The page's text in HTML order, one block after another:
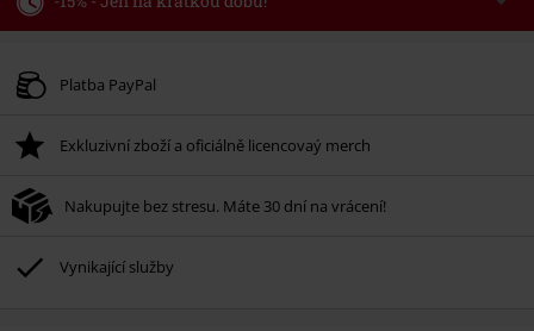
Platné do 8/9/26
Po zadání kódu v košíku, se sleva uplatní automaticky.
Nelze kombinovat s jinými akciovými kódy. Sleva se nevztahuje na: knihy,
média, vstupenky, Rammstein, (Till) Lindemann, Böhse Onkelz, Broilers, Die
podpoříte nadaci.
Platba PayPal
Exkluzivní zboží a oficiálně licencovaý merch
Nakupujte bez stresu. Máte 30 dní na vrácení!
Vynikající služby